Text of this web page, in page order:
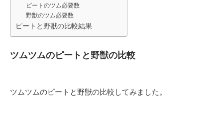
ピートのツム必要数
野獣のツム必要数
ピートと野獣の比較結果
ツムツムのピートと野獣の比較
ツムツムのピートと野獣の比較してみました。